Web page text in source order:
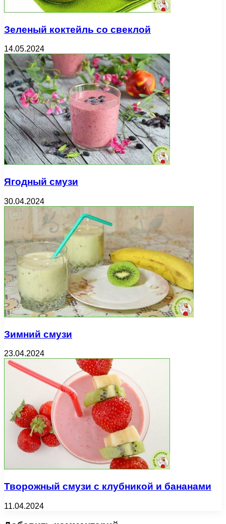
Зеленый коктейль со свеклой
14.05.2024
Ягодный смузи
30.04.2024
Зимний смузи
23.04.2024
Творожный смузи с клубникой и бананами
11.04.2024